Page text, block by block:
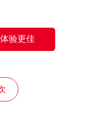
题、院所解题、
，支持企业牵头
技重大专项。
重大科研基础设
提出的促进重大
验更佳